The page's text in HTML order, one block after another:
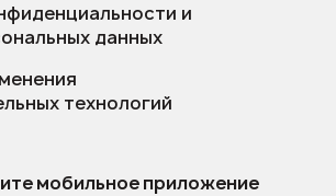
и
данных
технологий
мобильное приложение